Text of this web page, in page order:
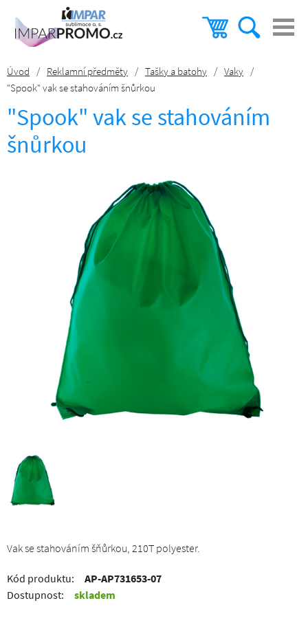
Úvod / Reklamní předměty / Tašky a batohy / Vaky /
"Spook" vak se stahováním šnůrkou
"Spook" vak se stahováním
šnůrkou
Vak se stahováním šňůrkou, 210T polyester.
Kód produktu:
AP-AP731653-07
Dostupnost:
skladem